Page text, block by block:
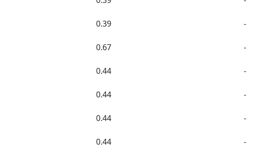
0.39 -
0.67 -
0.44 -
0.44 -
0.44 -
0.44 -